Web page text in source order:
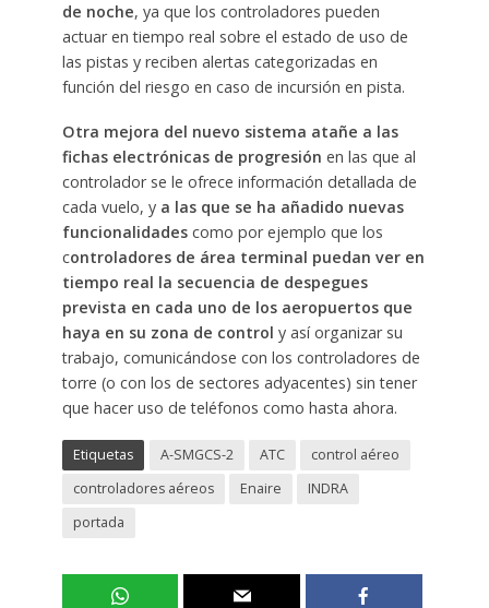
de noche, ya que los controladores pueden
actuar en tiempo real sobre el estado de uso de
las pistas y reciben alertas categorizadas en
función del riesgo en caso de incursión en pista.
Otra mejora del nuevo sistema atañe a las
fichas electrónicas de progresión en las que al
controlador se le ofrece información detallada de
cada vuelo, y a las que se ha añadido nuevas
funcionalidadescomo por ejemplo que los
controladores de área terminal puedan ver en
tiempo real la secuencia de despegues
prevista en cada uno de los aeropuertos que
haya en su zona de control y así organizar su
trabajo, comunicándose con los controladores de
torre (o con los de sectores adyacentes) sin tener
que hacer uso de teléfonos como hasta ahora.
Etiquetas A-SMGCS-2 ATC
control aéreo
controladores aéreos
Enaire
INDRA
portada